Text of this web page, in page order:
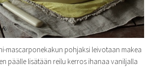
mascarponekakun pohjaksi leivotaan makea
päälle lisätään reilu kerros ihanaa vaniljalla